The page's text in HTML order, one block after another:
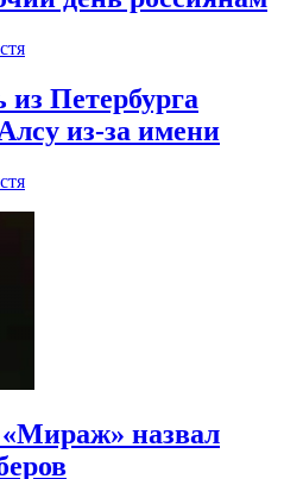
из Петербурга
из-за имени
назвал